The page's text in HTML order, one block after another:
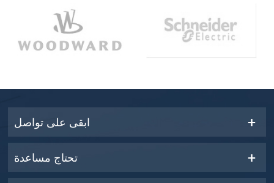
ابقى على تواصل
تحتاج مساعدة